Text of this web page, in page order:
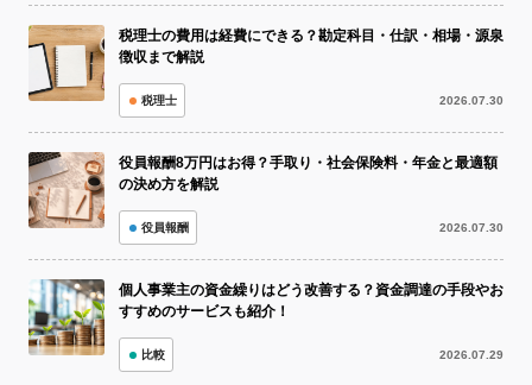
税理士の費用は経費にできる？勘定科目・仕訳・相場・源泉
徴収まで解説
税理士 2026.07.30
役員報酬8万円はお得？手取り・社会保険料・年金と最適額
の決め方を解説
役員報酬 2026.07.30
個人事業主の資金繰りはどう改善する？資金調達の手段やお
すすめのサービスも紹介！
比較 2026.07.29